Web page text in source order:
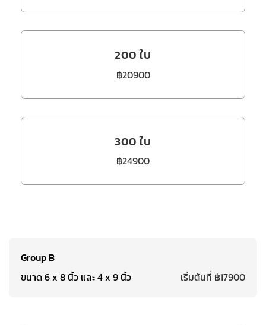
200 ใบ
฿20900
300 ใบ
฿24900
Group B
ขนาด 6 x 8 นิ้ว และ 4 x 9 นิ้ว
เริ่มต้นที่ ฿17900